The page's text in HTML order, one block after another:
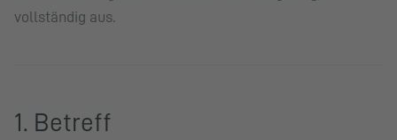
vollständig aus.
1. Betreff